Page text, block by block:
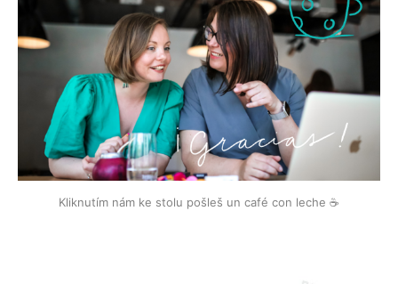
Kliknutím nám ke stolu pošleš un café con leche ☕️